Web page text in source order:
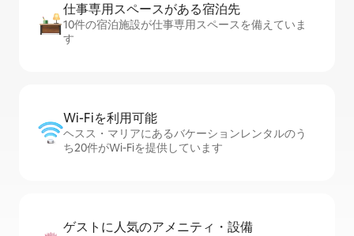
仕事専用ス⁠ペ⁠ー⁠スがあ⁠る宿⁠泊⁠先
10件の宿泊施設が仕事専用スペースを備えていま
す
Wi-Fiを利⁠用⁠可⁠能
ヘスス・マリアにあるバケーションレンタルのう
ち20件がWi-Fiを提供しています
ゲストに人⁠気⁠のア⁠メ⁠ニ⁠テ⁠ィ・設⁠備